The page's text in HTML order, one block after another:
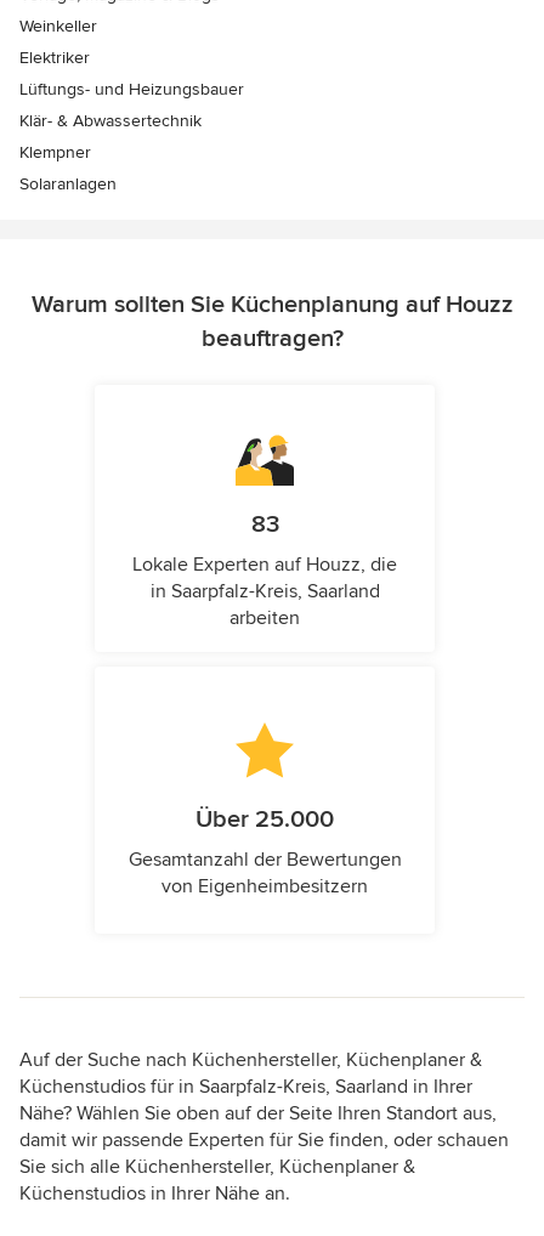
Weinkeller
Elektriker
Lüftungs- und Heizungsbauer
Klär- & Abwassertechnik
Klempner
Solaranlagen
Warum sollten Sie Küchenplanung auf Houzz
beauftragen?
83
Lokale Experten auf Houzz, die
in Saarpfalz-Kreis, Saarland
arbeiten
Über 25.000
Gesamtanzahl der Bewertungen
von Eigenheimbesitzern
Auf der Suche nach Küchenhersteller, Küchenplaner &
Küchenstudios für in Saarpfalz-Kreis, Saarland in Ihrer
Nähe? Wählen Sie oben auf der Seite Ihren Standort aus,
damit wir passende Experten für Sie finden, oder schauen
Sie sich alle Küchenhersteller, Küchenplaner &
Küchenstudios in Ihrer Nähe an.